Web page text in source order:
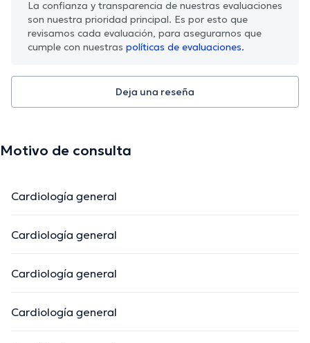
La confianza y transparencia de nuestras evaluaciones
son nuestra prioridad principal. Es por esto que
revisamos cada evaluación, para asegurarnos que
cumple con nuestras políticas de evaluaciones.
Deja una reseña
Motivo de consulta
Cardiología general
Cardiología general
Cardiología general
Cardiología general